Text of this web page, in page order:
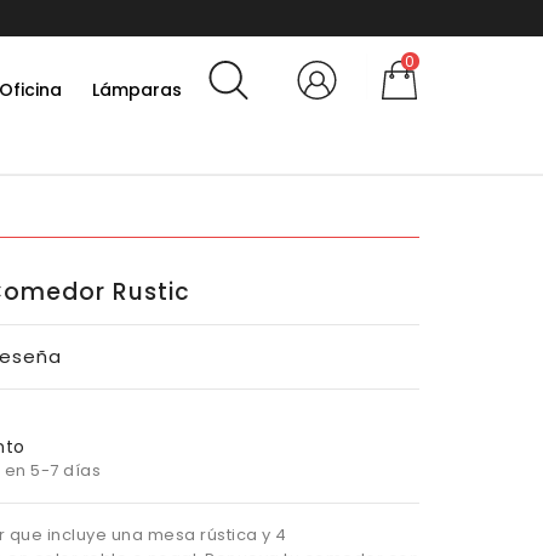
Oficina Lámparas
0
Rustic
en 5-7 días
incluye una mesa rústica y 4